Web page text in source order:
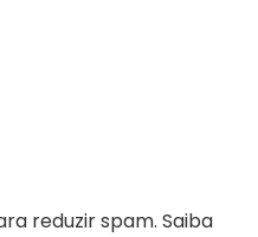
reduzir spam. Saiba